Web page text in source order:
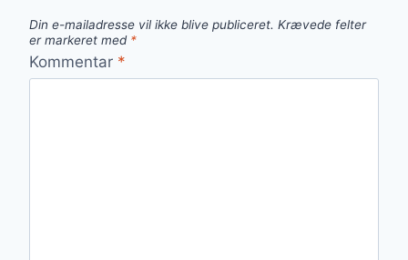
Din e-mailadresse vil ikke blive publiceret. Krævede felter
er markeret med *
Kommentar *